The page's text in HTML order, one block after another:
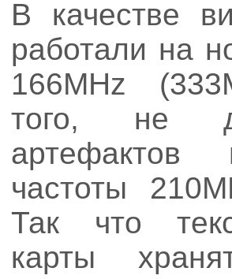
В качестве
работали на
166MHz
того, не
частоты
Так что
карты